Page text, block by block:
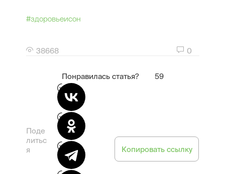
#здоровьеисон
38668 0
Понравилась статья? 59
Поде
литьс
я
Копировать ссылку